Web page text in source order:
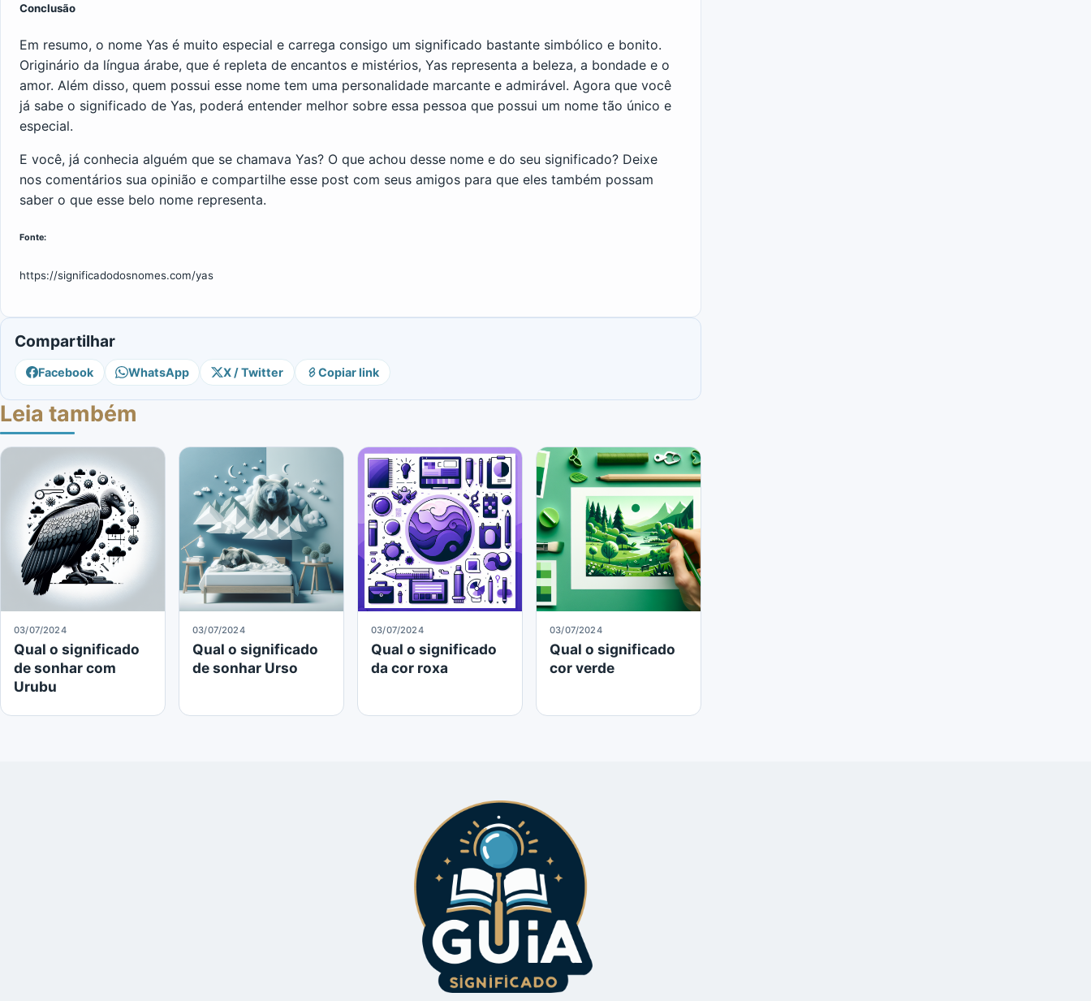
Conclusão
Em resumo, o nome Yas é muito especial e carrega consigo um significado bastante simbólico e bonito.
Originário da língua árabe, que é repleta de encantos e mistérios, Yas representa a beleza, a bondade e o
amor. Além disso, quem possui esse nome tem uma personalidade marcante e admirável. Agora que você
já sabe o significado de Yas, poderá entender melhor sobre essa pessoa que possui um nome tão único e
especial.
E você, já conhecia alguém que se chamava Yas? O que achou desse nome e do seu significado? Deixe
nos comentários sua opinião e compartilhe esse post com seus amigos para que eles também possam
saber o que esse belo nome representa.
Fonte:
https://significadodosnomes.com/yas
Compartilhar
Facebook WhatsApp X / Twitter Copiar link
Leia também
03/07/2024
Qual o significado
de sonhar com
Urubu
03/07/2024
Qual o significado
de sonhar Urso
03/07/2024
Qual o significado
da cor roxa
03/07/2024
Qual o significado
cor verde